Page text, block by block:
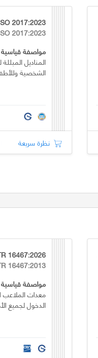
2017:2023
2017:2023
مواصفة قياسية
المناديل المبللة
الشخصية
نظرة سريعة
16467:2026
16467:2013
مواصفة قياسية
معدات الملاعب
الدخول لجميع